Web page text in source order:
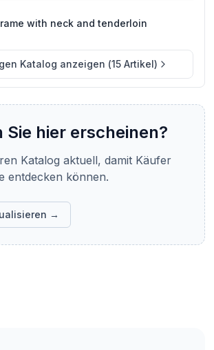
certification is officially recognized by
BPJPH (Indonesia), GAC (GCC), and
standards and are eligible for export to
GCC countries, Turkey, Singapore,
the Middle East, and global Muslim
with neck and tenderloin
Katalog anzeigen (15 Artikel)
Sie hier erscheinen?
Katalog aktuell, damit Käufer
entdecken können.
→